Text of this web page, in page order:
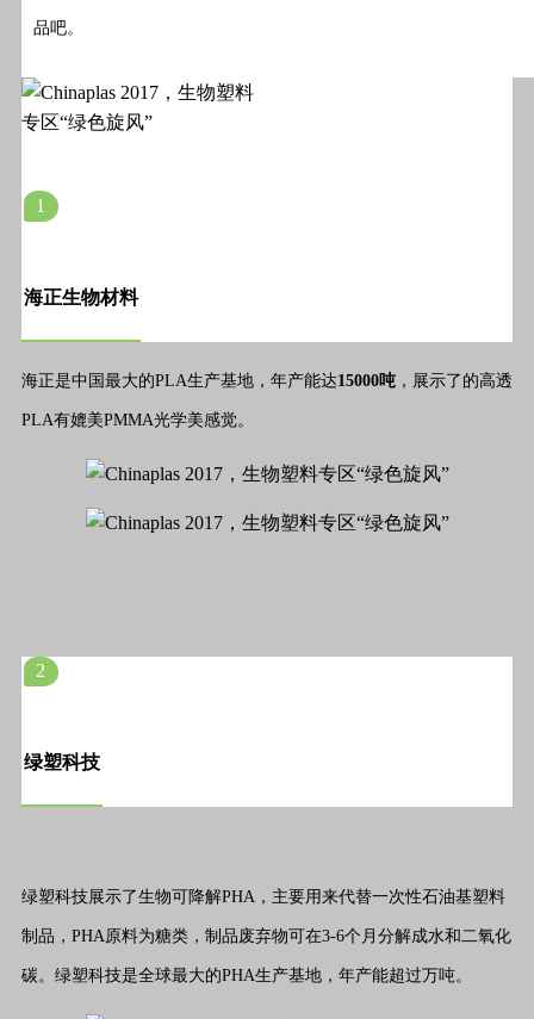
品吧。
1
海正生物材料
海正是中国最大的PLA生产基地，年产能达15000吨 ，展示了的高透
PLA有媲美PMMA光学美感觉。
2
绿塑科技
绿塑科技展示了生物可降解PHA，主要用来代替一次性石油基塑料
制品，PHA原料为糖类，制品废弃物可在3-6个月分解成水和二氧化
碳。绿塑科技是全球最大的PHA生产基地，年产能超过万吨。